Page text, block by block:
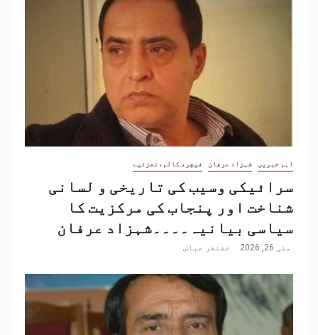
اہم خبریں شہزاد عرفان فیچر، کالم،تجزئیے
سرائیکی وسیب کی تاریخی و لسانی
شناخت اور پنجاب کی مرکزیت کا
سیاسی بیانیہ۔۔۔۔شہزاد عرفان
مئی 26, 2026 غضنفر عباس